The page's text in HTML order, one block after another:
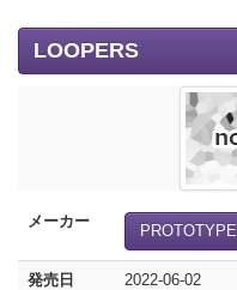
LOOPERS
メーカー
PROTOTYPE
発売日 2022-06-02